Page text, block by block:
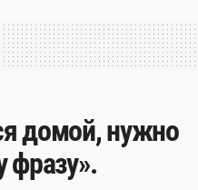
домой, нужно
фразу».